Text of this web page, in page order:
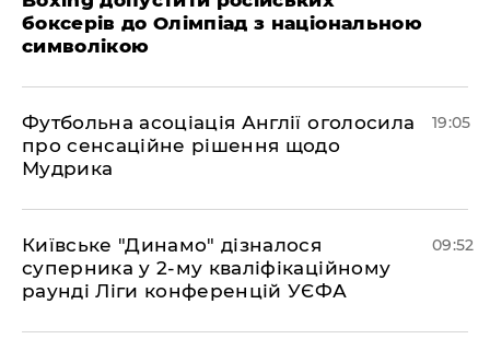
боксерів до Олімпіад з національною
символікою
​Футбольна асоціація Англії оголосила
про сенсаційне рішення щодо
Мудрика
19:05
Київське "Динамо" дізналося
суперника у 2-му кваліфікаційному
раунді Ліги конференцій УЄФА
09:52